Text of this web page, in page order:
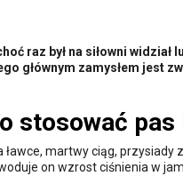
raz był na siłowni
głównym zamysłem jest
stosować
ławce, martwy ciąg,
on wzrost ciśnienia w